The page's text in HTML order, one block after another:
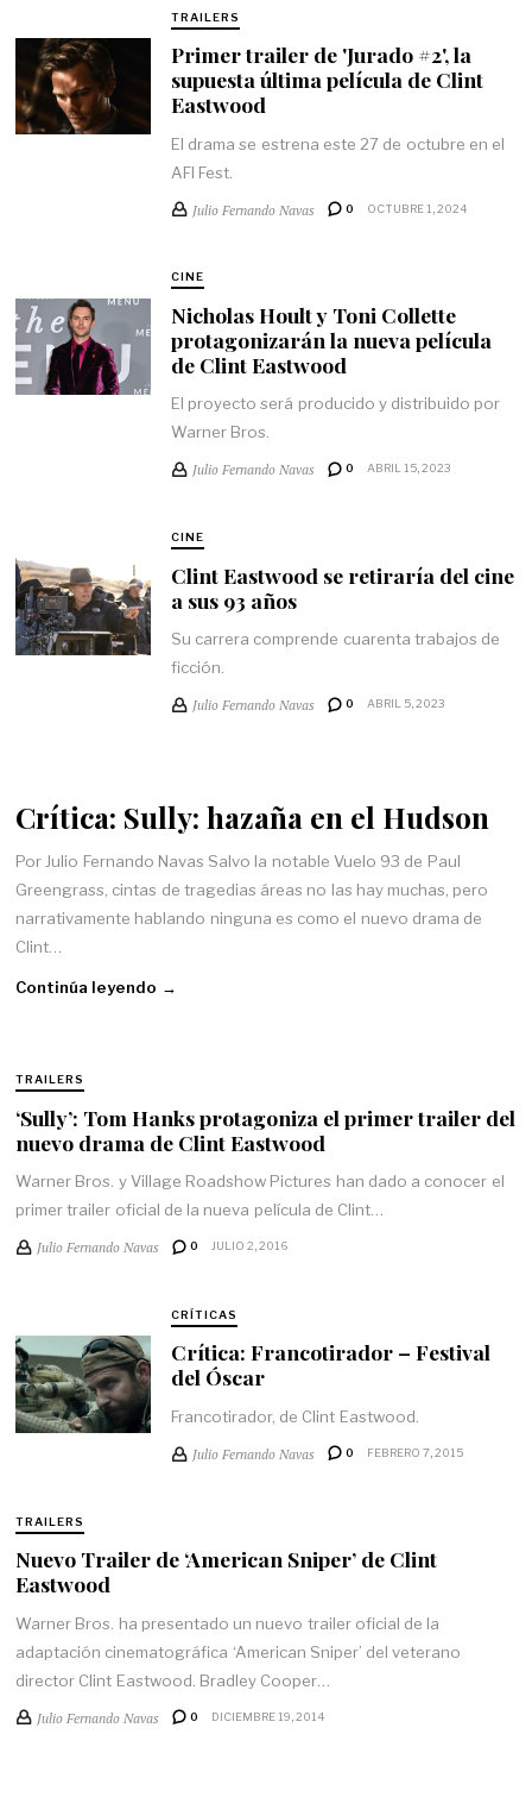
TRAILERS
Primer trailer de 'Jurado #2', la
supuesta última película de Clint
Eastwood
El drama se estrena este 27 de octubre en el
AFI Fest.
Julio Fernando Navas 0 OCTUBRE 1, 2024
CINE
Nicholas Hoult y Toni Collette
protagonizarán la nueva película
de Clint Eastwood
El proyecto será producido y distribuido por
Warner Bros.
Julio Fernando Navas 0 ABRIL 15, 2023
CINE
Clint Eastwood se retiraría del cine
a sus 93 años
Su carrera comprende cuarenta trabajos de
ficción.
Julio Fernando Navas 0 ABRIL 5, 2023
Crítica: Sully: hazaña en el Hudson
Por Julio Fernando Navas Salvo la notable Vuelo 93 de Paul
Greengrass, cintas de tragedias áreas no las hay muchas, pero
narrativamente hablando ninguna es como el nuevo drama de
Clint…
Continúa leyendo →
TRAILERS
‘Sully’: Tom Hanks protagoniza el primer trailer del
nuevo drama de Clint Eastwood
Warner Bros. y Village Roadshow Pictures han dado a conocer el
primer trailer oficial de la nueva película de Clint…
Julio Fernando Navas 0 JULIO 2, 2016
CRÍTICAS
Crítica: Francotirador – Festival
del Óscar
Francotirador, de Clint Eastwood.
Julio Fernando Navas 0 FEBRERO 7, 2015
TRAILERS
Nuevo Trailer de ‘American Sniper’ de Clint
Eastwood
Warner Bros. ha presentado un nuevo trailer oficial de la
adaptación cinematográfica ‘American Sniper’ del veterano
director Clint Eastwood. Bradley Cooper…
Julio Fernando Navas 0 DICIEMBRE 19, 2014